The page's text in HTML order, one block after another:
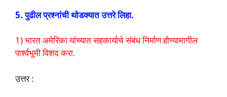
5. पुढील प्रश्नांची थोडक्यात उत्तरे लिहा.
1) भारत अमेरिका यांच्यात सहकार्याचे संबंध निर्माण होण्यामागील
पार्श्वभूमी विशद करा.
उत्तर :